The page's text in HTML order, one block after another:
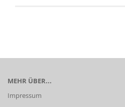
MEHR ÜBER...
Impressum